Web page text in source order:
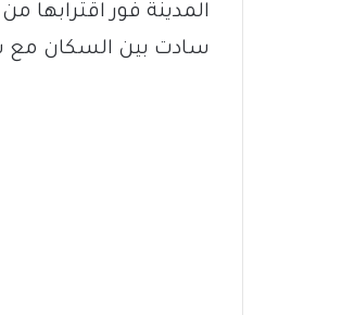
المدينة فور
سادت بين السكان مع